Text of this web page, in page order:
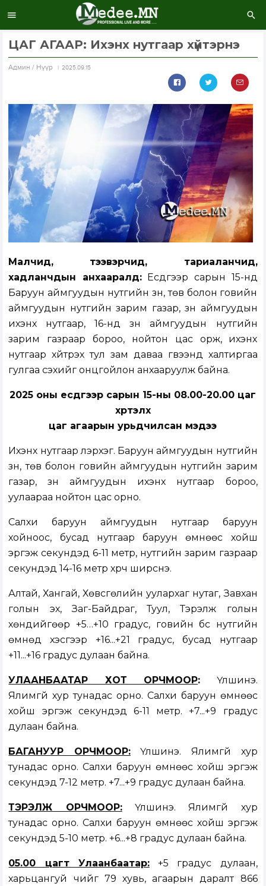
ЦАГ АГААР: Ихэнх нутгаар хүйтэрнэ
Aдмин / Нүүр 2025.09.15
Малчид, тээвэрчид, тариаланчид,
хадланчдын анхааралд:Есдүгээр сарын 15-нд
Баруун аймгуудын нутгийн зүүн, төв болон говийн
аймгуудын нутгийн зарим газар, зүүн аймгуудын
ихэнх нутгаар, 16-нд зүүн аймгуудын нутгийн
зарим газраар бороо, нойтон цас орж, ихэнх
нутгаар хүйтрэх тул зам даваа гүвээнд халтиргаа
гулгаа үүсэхийг онцгойлон анхааруулж байна.
2025 оны есдүгээр сарын 15-ны 08.00-20.00 цаг
хүртэлх
цаг агаарын урьдчилсан мэдээ
Ихэнх нутгаар үүлэрхэг. Баруун аймгуудын нутгийн
зүүн, төв болон говийн аймгуудын нутгийн зарим
газар, зүүн аймгуудын ихэнх нутгаар бороо,
уулаараа нойтон цас орно.
Салхи баруун аймгуудын нутгаар баруун
хойноос, бусад нутгаар баруун өмнөөс хойш
эргэж секундэд 6-11 метр, нутгийн зарим газраар
секундэд 14-16 метр хүрч ширүүснэ.
Алтай, Хангай, Хөвсгөлийн уулархаг нутаг, Завхан
голын эх, Заг-Байдраг, Туул, Тэрэлж голын
хөндийгөөр +5…+10 градус, говийн бүс нутгийн
өмнөд хэсгээр +16...+21 градус, бусад нутгаар
+11...+16 градус дулаан байна.
УЛААНБААТАР ХОТ ОРЧМООР: Үүлшинэ.
Ялимгүй хур тунадас орно. Салхи баруун өмнөөс
хойш эргэж секундэд 6-11 метр. +7...+9 градус
дулаан байна.
БАГАНУУР ОРЧМООР:Үүлшинэ. Ялимгүй хур
тунадас орно. Салхи баруун өмнөөс хойш эргэж
секундэд 7-12 метр. +7...+9 градус дулаан байна.
ТЭРЭЛЖ ОРЧМООР:Үүлшинэ. Ялимгүй хур
тунадас орно. Салхи баруун өмнөөс хойш эргэж
секундэд 5-10 метр. +6...+8 градус дулаан байна.
05.00 цагт Улаанбаатар:+5 градус дулаан,
харьцангуй чийг 79 хувь, агаарын даралт 866